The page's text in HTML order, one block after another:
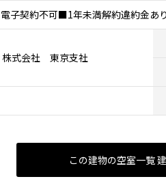
子契約不可■1年未満解約違約金あ
株式会社 東京支社
この建物の空室一覧